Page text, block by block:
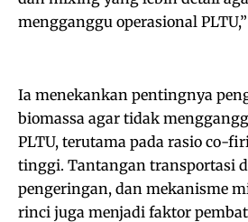
mengganggu operasional
Ia menekankan pentingnya
biomassa agar tidak
PLTU, terutama pada rasio co-
tinggi. Tantangan transportasi
pengeringan, dan mekanisme
rinci juga menjadi faktor